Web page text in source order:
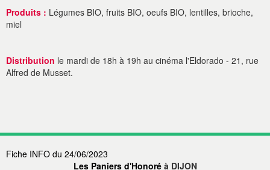
Produits : Légumes BIO, fruits BIO, oeufs BIO, lentilles, brioche,
miel
Distribution le mardi de 18h à 19h au cinéma l'Eldorado - 21, rue
Alfred de Musset.
Fiche INFO du 24/06/2023
Les Paniers d'Honoréà DIJON